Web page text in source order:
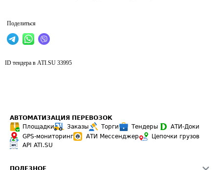
Поделиться
ID тендера в ATI.SU 33995
АВТОМАТИЗАЦИЯ ПЕРЕВОЗОК
Площадки
Заказы Торги Тендеры
АТИ-Доки
GPS-мониторинг
АТИ Мессенджер
Цепочки грузов
API ATI.SU
ПОЛЕЗНОЕ